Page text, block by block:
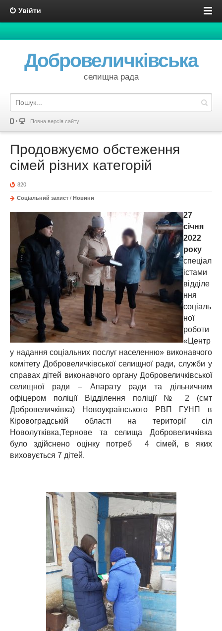
Увійти
Добровеличківська
селищна рада
Повна версія сайту
Продовжуємо обстеження
сімей різних категорій
820
Соціальний захист / Новини
27
січня
2022
року
спеціал
істами
відділе
ння
соціаль
ної
роботи
«Центр
у надання соціальних послуг населенню» виконавчого
комітету Добровеличківської селищної ради, служби у
справах дітей виконавчого органу Добровеличківської
селищної ради – Апарату ради та дільничним
офіцером поліції Відділення поліції № 2 (смт
Добровеличківка) Новоукраїнського РВП ГУНП в
Кіровоградській області на території сіл
Новолутківка,Тернове та селища Добровеличківка
було здійснено оцінку потреб 4 сімей, в яких
виховується 7 дітей.